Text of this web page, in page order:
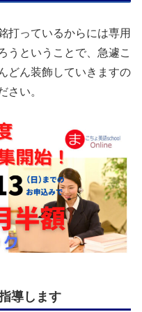
打っているからには専用
うということで、急遽こ
どん装飾していきますの
さい。
導します